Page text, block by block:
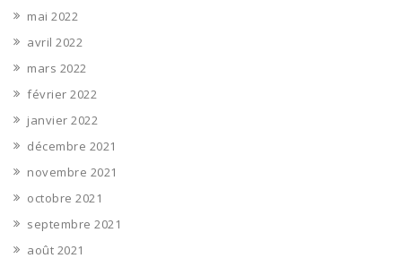
mai 2022
avril 2022
mars 2022
février 2022
janvier 2022
décembre 2021
novembre 2021
octobre 2021
septembre 2021
août 2021